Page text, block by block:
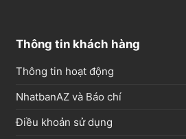
Thông tin khách hàng
Thông tin hoạt động
NhatbanAZ và Báo chí
Điều khoản sử dụng